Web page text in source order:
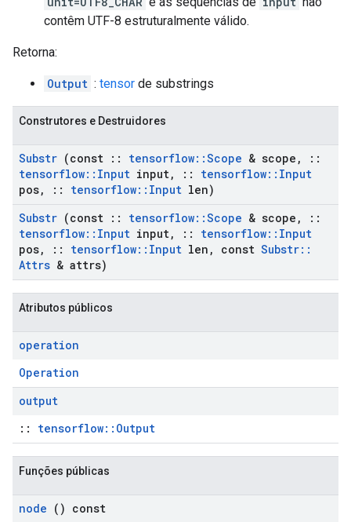
contêm UTF-8 estruturalmente válido.
Retorna:
Output : tensor de substrings
Construtores e Destruidores
Substr (const :: tensorflow::Scope & scope ,
::
tensorflow:: Input input, :: tensorflow:: Input
pos, :: tensorflow:: Input len)
Substr (const :: tensorflow::Scope & scope ,
::
tensorflow:: Input input, :: tensorflow:: Input
pos, :: tensorflow:: Input len , const Substr::
Attrs & attrs)
Atributos públicos
operation
Operation
output
:: tensorflow::Output
Funções públicas
node () const